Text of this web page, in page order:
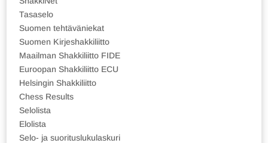
Tasaselo
Suomen tehtäväniekat
Suomen Kirjeshakkiliitto
Maailman Shakkiliitto FIDE
Euroopan Shakkiliitto ECU
Helsingin Shakkiliitto
Chess Results
Selolista
Elolista
Selo- ja suorituslukulaskuri